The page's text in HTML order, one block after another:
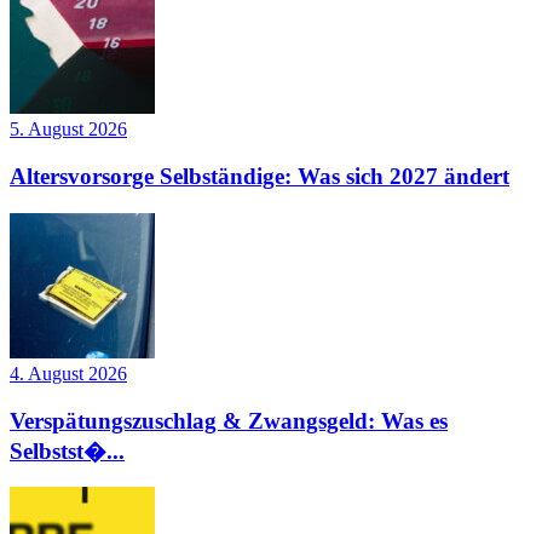
5. August 2026
Altersvorsorge Selbständige: Was sich 2027 ändert
4. August 2026
Verspätungszuschlag & Zwangsgeld: Was es
Selbstst�...